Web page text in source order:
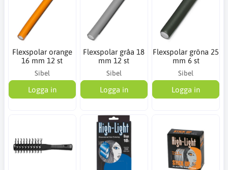
Flexspolar orange
16 mm 12 st
Sibel
Logga in
Flexspolar gråa 18
mm 12 st
Sibel
Logga in
Flexspolar gröna 25
mm 6 st
Sibel
Logga in